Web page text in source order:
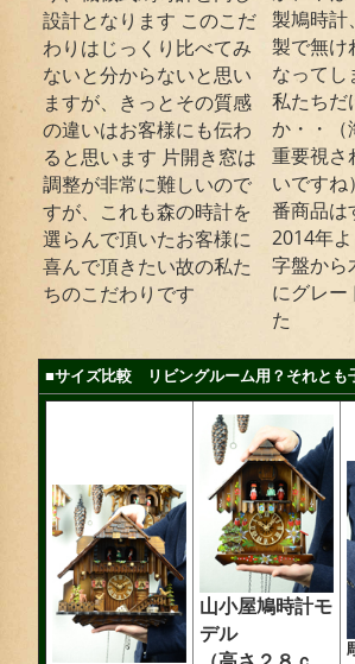
設計となります このこだ
わりはじっくり比べてみ
ないと分からないと思い
ますが、きっとその質感
の違いはお客様にも伝わ
ると思います 片開き窓は
調整が非常に難しいので
すが、これも森の時計を
選らんで頂いたお客様に
喜んで頂きたい故の私た
ちのこだわりです
製鳩時計
製で無け
なってし
私たちだ
か・・（
重要視さ
いですね
番商品は
2014年
字盤から
にグレー
た
■サイズ比較 リビングルーム用？それとも
山小屋鳩時計モ
デル